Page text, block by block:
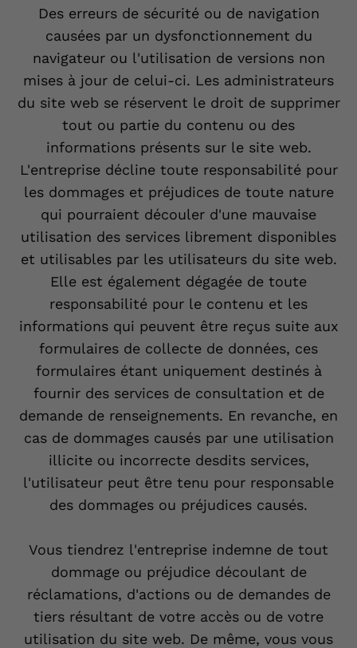
Des erreurs de sécurité ou de navigation
causées par un dysfonctionnement du
navigateur ou l'utilisation de versions non
mises à jour de celui-ci. Les administrateurs
du site web se réservent le droit de supprimer
tout ou partie du contenu ou des
informations présents sur le site web.
L'entreprise décline toute responsabilité pour
les dommages et préjudices de toute nature
qui pourraient découler d'une mauvaise
utilisation des services librement disponibles
et utilisables par les utilisateurs du site web.
Elle est également dégagée de toute
responsabilité pour le contenu et les
informations qui peuvent être reçus suite aux
formulaires de collecte de données, ces
formulaires étant uniquement destinés à
fournir des services de consultation et de
demande de renseignements. En revanche, en
cas de dommages causés par une utilisation
illicite ou incorrecte desdits services,
l'utilisateur peut être tenu pour responsable
des dommages ou préjudices causés.
Vous tiendrez l'entreprise indemne de tout
dommage ou préjudice découlant de
réclamations, d'actions ou de demandes de
tiers résultant de votre accès ou de votre
utilisation du site web. De même, vous vous